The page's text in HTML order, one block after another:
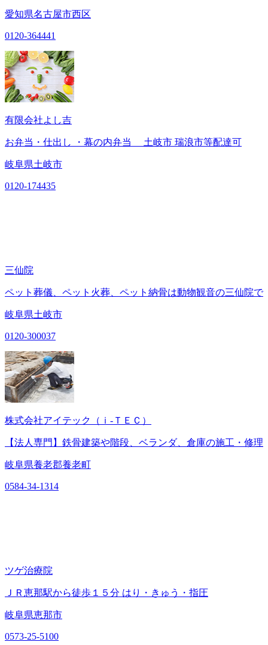
愛知県名古屋市西区
0120-364441
有限会社よし吉
お弁当・仕出し ・幕の内弁当 土岐市 瑞浪市等配達可
岐阜県土岐市
0120-174435
三仙院
ペット葬儀、ペット火葬、ペット納骨は動物観音の三仙院で
岐阜県土岐市
0120-300037
株式会社アイテック（ｉ‐ＴＥＣ）
【法人専門】鉄骨建築や階段、ベランダ、倉庫の施工・修理
岐阜県養老郡養老町
0584-34-1314
ツゲ治療院
ＪＲ恵那駅から徒歩１５分 はり・きゅう・指圧
岐阜県恵那市
0573-25-5100